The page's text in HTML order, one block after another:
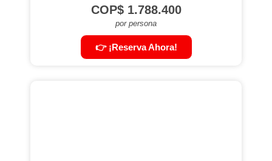
COP$1.788.400
por persona
👉 ¡Reserva Ahora!